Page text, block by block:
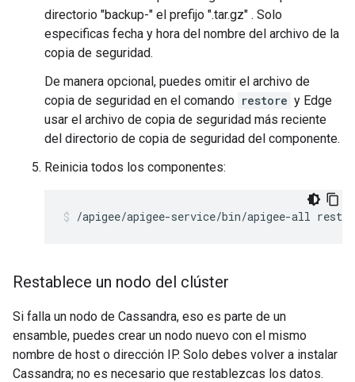
directorio "backup-" el prefijo ".tar.gz" . Solo
especificas fecha y hora del nombre del archivo de la
copia de seguridad.
De manera opcional, puedes omitir el archivo de
copia de seguridad en el comando restore y Edge
usar el archivo de copia de seguridad más reciente
del directorio de copia de seguridad del componente.
Reinicia todos los componentes:
/apigee/apigee-service/bin/apigee-all
Restablece un nodo del clúster
Si falla un nodo de Cassandra, eso es parte de un
ensamble, puedes crear un nodo nuevo con el mismo
nombre de host o dirección IP. Solo debes volver a instalar
Cassandra; no es necesario que restablezcas los datos.